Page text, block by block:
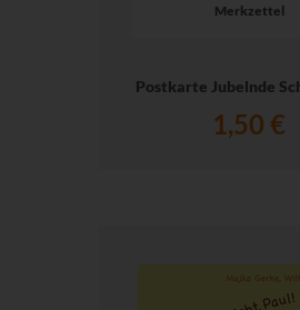
Merkzettel
Postkarte Jubelnde
1,50 €